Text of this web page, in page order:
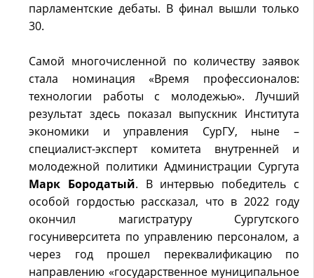
парламентские дебаты. В финал вышли только
30.
Самой многочисленной по количеству заявок
стала номинация «Время профессионалов:
технологии работы с молодежью». Лучший
результат здесь показал выпускник Института
экономики и управления СурГУ, ныне –
специалист-эксперт комитета внутренней и
молодежной политики Администрации Сургута
Марк Бородатый. В интервью победитель с
особой гордостью рассказал, что в 2022 году
окончил магистратуру Сургутского
госуниверситета по управлению персоналом, а
через год прошел переквалификацию по
направлению «государственное муниципальное